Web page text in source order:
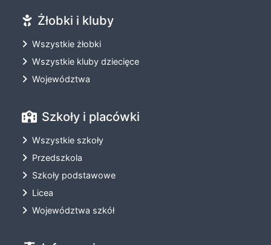
Żłobki i kluby
Wszystkie żłobki
Wszystkie kluby dziecięce
Województwa
Szkoły i placówki
Wszystkie szkoły
Przedszkola
Szkoły podstawowe
Licea
Województwa szkół